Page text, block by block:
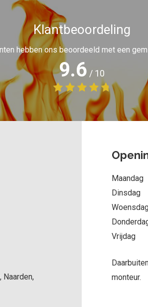
Klantbeoordeling
hebben ons beoordeeld met een
9.6 / 10
Naarden,
Maandag
Dinsdag
Vrijdag
monteur.